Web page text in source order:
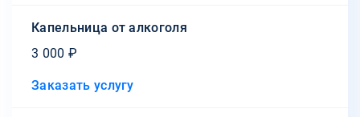
Капельница от алкоголя
3 000 ₽
Заказать услугу